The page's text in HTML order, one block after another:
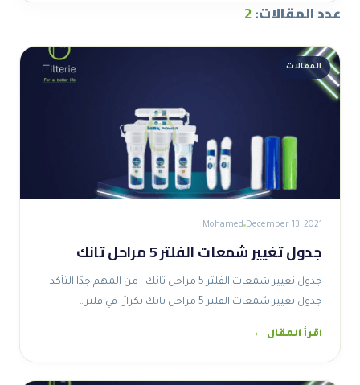
عدد المقالات:2
المقالات
December 13, 2021
Mohamed
جدول تغيير شمعات الفلتر 5 مراحل تانك
جدول تغيير شمعات الفلتر 5 مراحل تانك من المهم جدًا التأكد
جدول تغيير شمعات الفلتر 5 مراحل تانك تكرارًا في فلتر…
اقرأ المقال ←